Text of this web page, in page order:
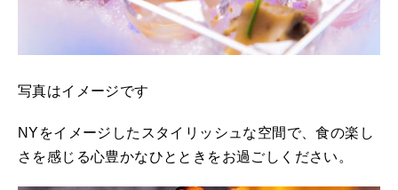
写真はイメージです
NYをイメージしたスタイリッシュな空間で、食の楽し
さを感じる心豊かなひとときをお過ごしください。